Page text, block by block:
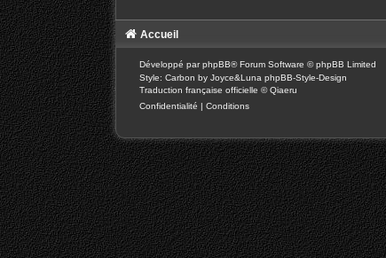
Accueil
Développé parphpBB® Forum Software © phpBB Limited
Style: Carbon by Joyce&Luna phpBB-Style-Design
Traduction française officielle ©Qiaeru
Confidentialité
Conditions